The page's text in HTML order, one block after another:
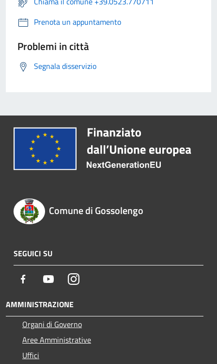
Prenota un appuntamento
Problemi in città
Segnala disservizio
Comune di Gossolengo
SEGUICI SU
Facebook YoutubeInstagram
AMMINISTRAZIONE
Organi di Governo
Aree Amministrative
Uffici